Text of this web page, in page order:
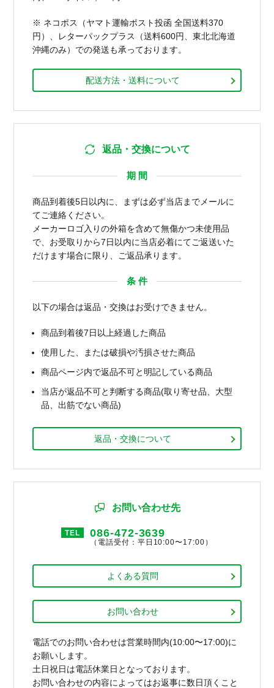
※ ネコポス（ヤマト運輸ポスト投函 全国送料370
円）、レターパックプラス（送料600円、東北北海道
沖縄のみ）での発送も承っております。
配送方法・送料について
返品・交換について
期 間
商品到着後5日以内に、まずは必ず当店までメールに
てご連絡ください。
メーカーロゴ入りの外箱を含めて無傷かつ未使用品
で、お受取りから7日以内に当店必着にてご返送いた
だけます場合に限り、ご返品承ります。
条 件
以下の場合は返品・交換はお受けできません。
商品到着後7日以上経過した商品
使用した、または破損や汚損させた商品
商品ページ内で返品不可と明記している商品
当店が返品不可と判断する商品(取り寄せ品、大型
品、出筋でない商品)
返品・交換について
お問い合わせ先
TEL 086-472-3639
（電話受付：平日10:00〜17:00）
よくある質問
お問い合わせ
電話でのお問い合わせは営業時間内(10:00〜17:00)に
お願いします。
土日祝日は電話休業日となっております。
お問い合わせの内容によってはお返事に数日頂くこと